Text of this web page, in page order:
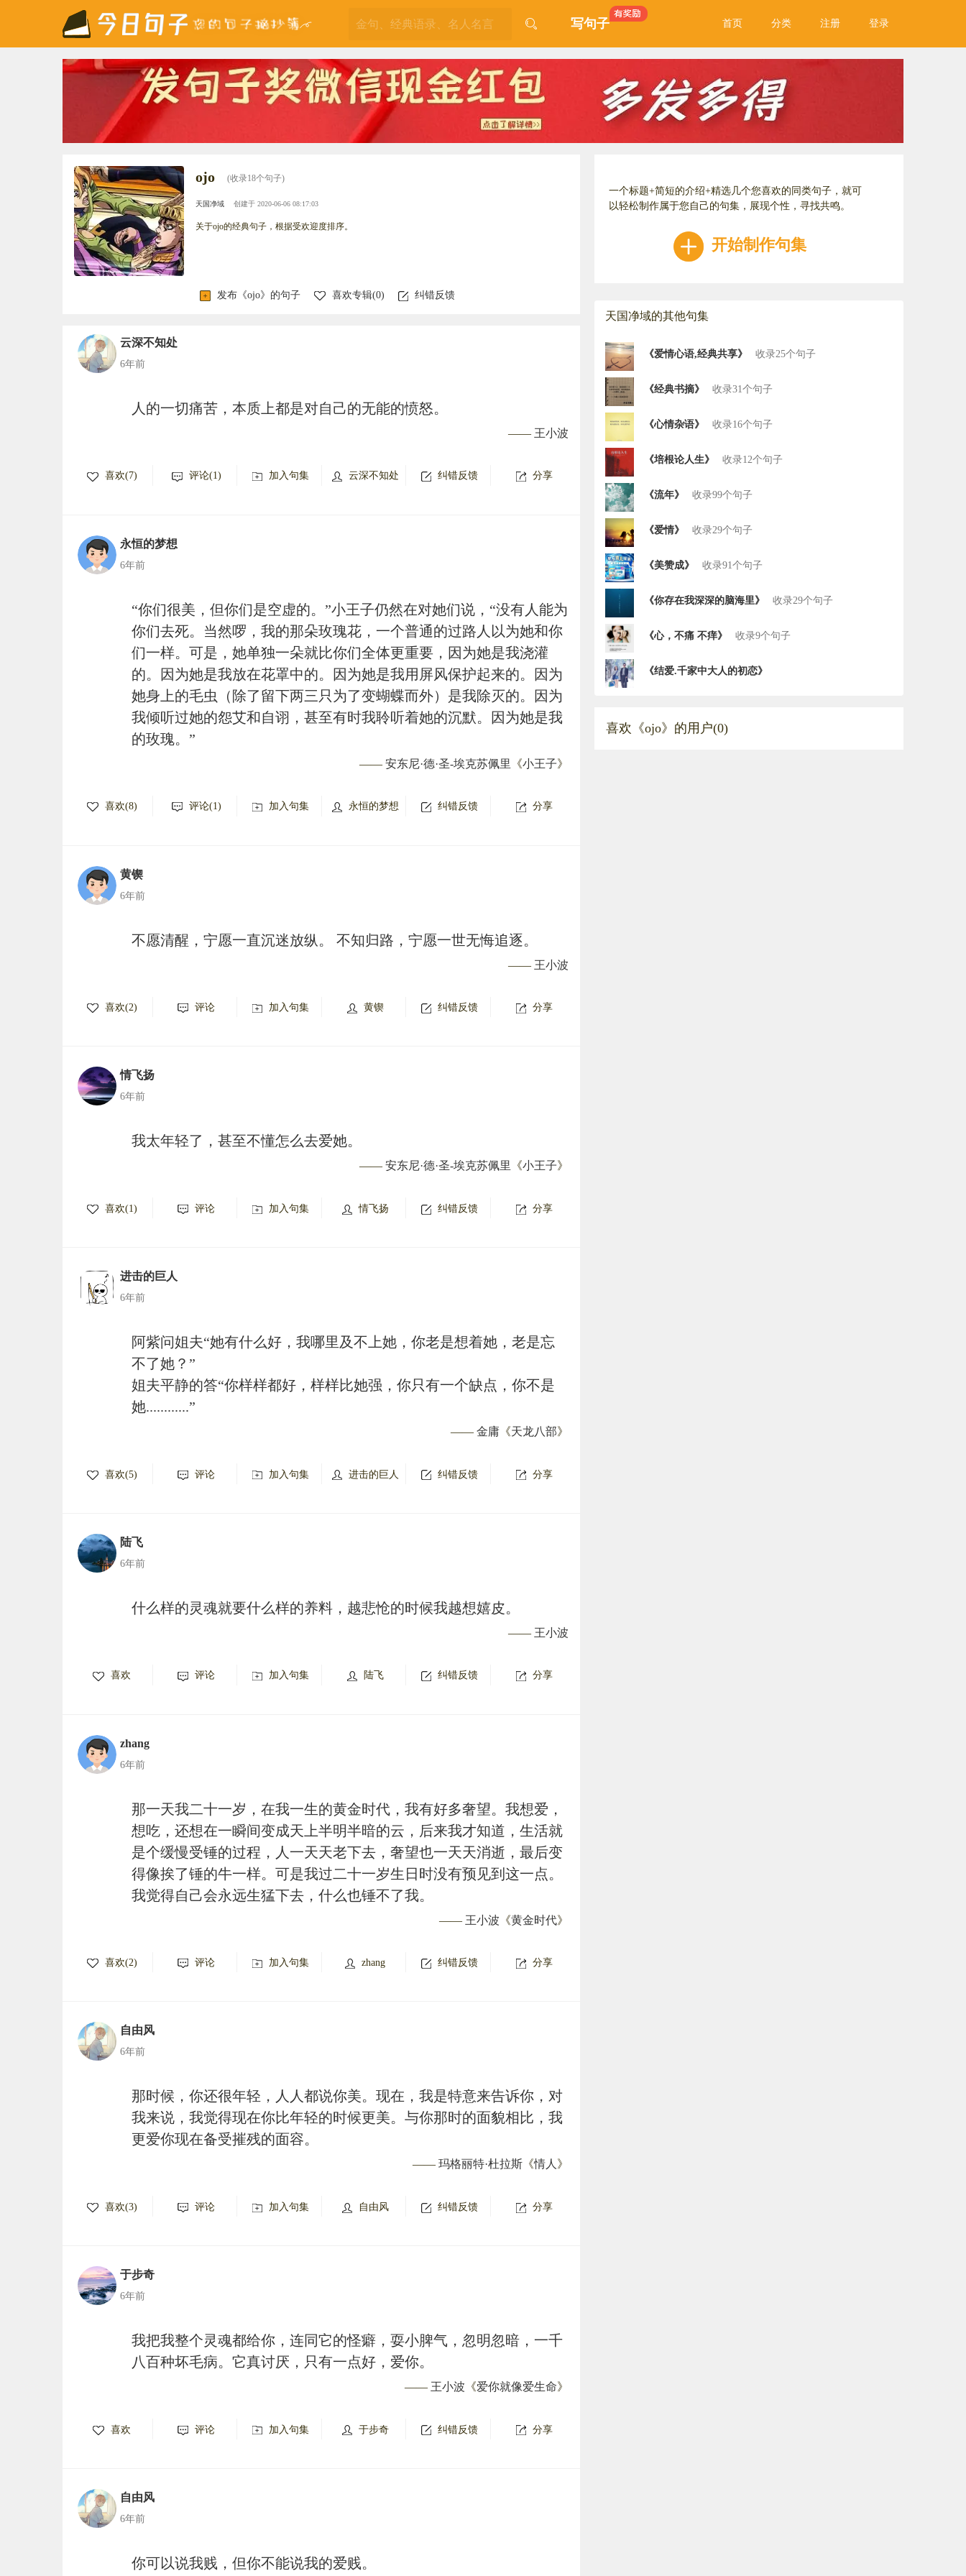
写句子 首页 分类 注册 登录
ojo (收录18个句子)
天国净域 创建于 2020-06-06 08:17:03
关于ojo的经典句子，根据受欢迎度排序。
发布《ojo》的句子 喜欢专辑(0) 纠错反馈
云深不知处
6年前
人的一切痛苦，本质上都是对自己的无能的愤怒。
—— 王小波
喜欢(7) 评论(1) 加入句集 云深不知处 纠错反馈 分享
永恒的梦想
6年前
“你们很美，但你们是空虚的。”小王子仍然在对她们说，“没有人能为
你们去死。当然啰，我的那朵玫瑰花，一个普通的过路人以为她和你
们一样。可是，她单独一朵就比你们全体更重要，因为她是我浇灌
的。因为她是我放在花罩中的。因为她是我用屏风保护起来的。因为
她身上的毛虫（除了留下两三只为了变蝴蝶而外）是我除灭的。因为
我倾听过她的怨艾和自诩，甚至有时我聆听着她的沉默。因为她是我
的玫瑰。”
—— 安东尼·德·圣-埃克苏佩里 《小王子》
喜欢(8) 评论(1) 加入句集 永恒的梦想 纠错反馈 分享
黄锲
6年前
不愿清醒，宁愿一直沉迷放纵。 不知归路，宁愿一世无悔追逐。
—— 王小波
喜欢(2) 评论 加入句集 黄锲 纠错反馈 分享
情飞扬
6年前
我太年轻了，甚至不懂怎么去爱她。
—— 安东尼·德·圣-埃克苏佩里 《小王子》
喜欢(1) 评论 加入句集 情飞扬 纠错反馈 分享
进击的巨人
6年前
阿紫问姐夫“她有什么好，我哪里及不上她，你老是想着她，老是忘
不了她？”
姐夫平静的答“你样样都好，样样比她强，你只有一个缺点，你不是
她............”
—— 金庸 《天龙八部》
喜欢(5) 评论 加入句集 进击的巨人 纠错反馈 分享
陆飞
6年前
什么样的灵魂就要什么样的养料，越悲怆的时候我越想嬉皮。
—— 王小波
喜欢 评论 加入句集 陆飞 纠错反馈 分享
zhang
6年前
那一天我二十一岁，在我一生的黄金时代，我有好多奢望。我想爱，
想吃，还想在一瞬间变成天上半明半暗的云，后来我才知道，生活就
是个缓慢受锤的过程，人一天天老下去，奢望也一天天消逝，最后变
得像挨了锤的牛一样。可是我过二十一岁生日时没有预见到这一点。
我觉得自己会永远生猛下去，什么也锤不了我。
—— 王小波 《黄金时代》
喜欢(2) 评论 加入句集 zhang 纠错反馈 分享
自由风
6年前
那时候，你还很年轻，人人都说你美。现在，我是特意来告诉你，对
我来说，我觉得现在你比年轻的时候更美。与你那时的面貌相比，我
更爱你现在备受摧残的面容。
—— 玛格丽特·杜拉斯 《情人》
喜欢(3) 评论 加入句集 自由风 纠错反馈 分享
于步奇
6年前
我把我整个灵魂都给你，连同它的怪癖，耍小脾气，忽明忽暗，一千
八百种坏毛病。它真讨厌，只有一点好，爱你。
—— 王小波 《爱你就像爱生命》
喜欢 评论 加入句集 于步奇 纠错反馈 分享
自由风
6年前
你可以说我贱，但你不能说我的爱贱。
一个标题+简短的介绍+精选几个您喜欢的同类句子，就可
以轻松制作属于您自己的句集，展现个性，寻找共鸣。
开始制作句集
天国净域的其他句集
《爱情心语,经典共享》 收录25个句子
《经典书摘》 收录31个句子
《心情杂语》 收录16个句子
《培根论人生》 收录12个句子
《流年》 收录99个句子
《爱情》 收录29个句子
《美赞成》 收录91个句子
《你存在我深深的脑海里》 收录29个句子
《心，不痛 不痒》 收录9个句子
《结爱.千家中大人的初恋》
喜欢《ojo》的用户(0)